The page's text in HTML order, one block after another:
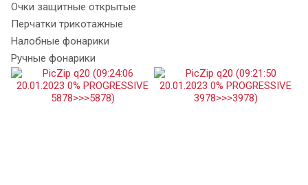
Очки защитные открытые
Перчатки трикотажные
Налобные фонарики
Ручные фонарики